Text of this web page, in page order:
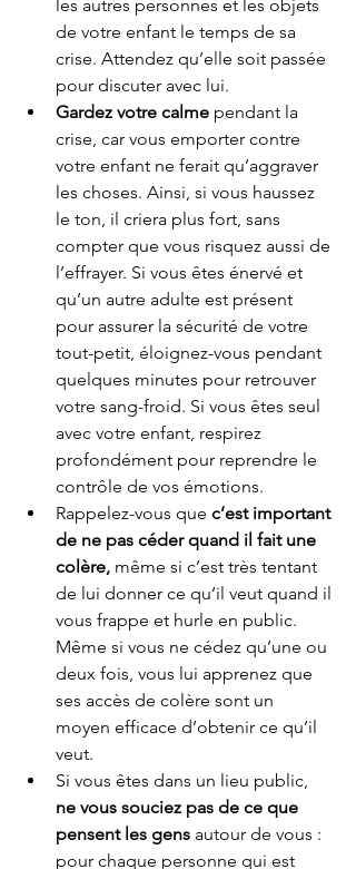
les autres personnes et les objets
de votre enfant le temps de sa
crise. Attendez qu’elle soit passée
pour discuter avec lui.
Gardez votre calme pendant la
crise, car vous emporter contre
votre enfant ne ferait qu’aggraver
les choses. Ainsi, si vous haussez
le ton, il criera plus fort, sans
compter que vous risquez aussi de
l’effrayer. Si vous êtes énervé et
qu’un autre adulte est présent
pour assurer la sécurité de votre
tout-petit, éloignez-vous pendant
quelques minutes pour retrouver
votre sang-froid. Si vous êtes seul
avec votre enfant, respirez
profondément pour reprendre le
contrôle de vos émotions.
Rappelez-vous que c’est important
de ne pas céder quand il fait une
colère, même si c’est très tentant
de lui donner ce qu’il veut quand il
vous frappe et hurle en public.
Même si vous ne cédez qu’une ou
deux fois, vous lui apprenez que
ses accès de colère sont un
moyen efficace d’obtenir ce qu’il
veut.
Si vous êtes dans un lieu public,
ne vous souciez pas de ce que
pensent les gens autour de vous :
pour chaque personne qui est